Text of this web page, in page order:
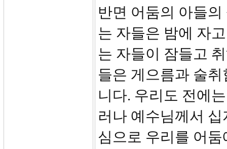
반면 어둠의 아들
는 자들은 밤에 자
는 자들이 잠들고
들은 게으름과 술
니다. 우리도 전에
러나 예수님께서
심으로 우리를 어